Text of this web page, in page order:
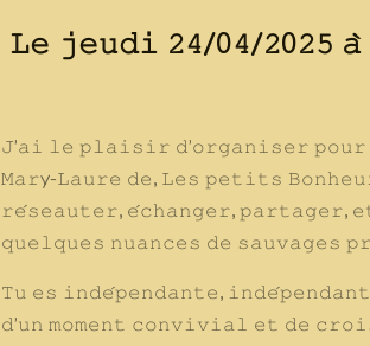
𝙻𝚎 𝚓𝚎𝚞𝚍𝚒 𝟸𝟺/0𝟺/𝟸0𝟸𝟻
𝙹’𝚊𝚒 𝚕𝚎 𝚙𝚕𝚊𝚒𝚜𝚒𝚛 𝚍’𝚘𝚛𝚐𝚊𝚗𝚒𝚜𝚎𝚛
𝙼𝚊𝚛y-𝙻𝚊𝚞𝚛𝚎 𝚍𝚎, 𝙻𝚎𝚜 𝚙𝚎𝚝𝚒𝚝𝚜
𝚛𝚎́𝚜𝚎𝚊𝚞𝚝𝚎𝚛, 𝚎́𝚌𝚑𝚊𝚗𝚐𝚎𝚛, 𝚙𝚊𝚛𝚝𝚊𝚐𝚎𝚛,
𝚚𝚞𝚎𝚕𝚚𝚞𝚎𝚜 𝚗𝚞𝚊𝚗𝚌𝚎𝚜 𝚍𝚎 𝚜𝚊𝚞𝚟𝚊𝚐𝚎𝚜
𝚃𝚞 𝚎𝚜 𝚒𝚗𝚍𝚎́𝚙𝚎𝚗𝚍𝚊𝚗𝚝𝚎,
𝚍’𝚞𝚗 𝚖𝚘𝚖𝚎𝚗𝚝 𝚌𝚘𝚗𝚟𝚒𝚟𝚒𝚊𝚕 𝚎𝚝 𝚍𝚎